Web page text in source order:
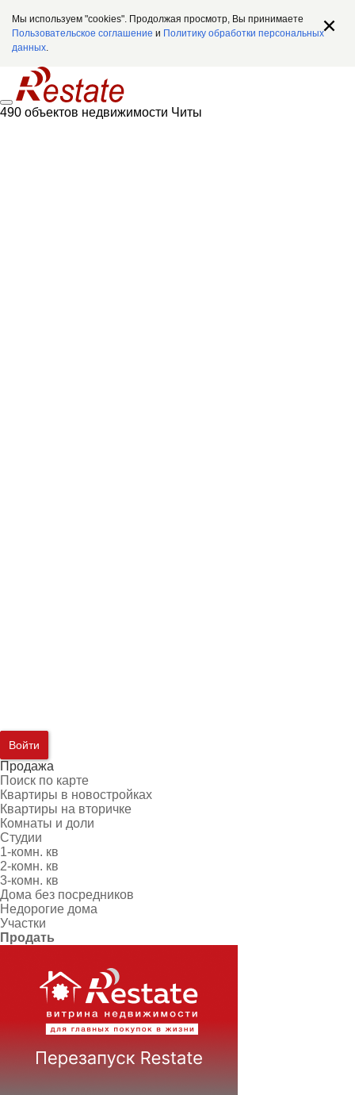
Мы используем "cookies". Продолжая просмотр, Вы принимаете
Пользовательское соглашение и Политику обработки персональных
данных.
490 объектов недвижимости Читы
Войти
Продажа
Поиск по карте
Квартиры в новостройках
Квартиры на вторичке
Комнаты и доли
Студии
1-комн. кв
2-комн. кв
3-комн. кв
Дома без посредников
Недорогие дома
Участки
Продать